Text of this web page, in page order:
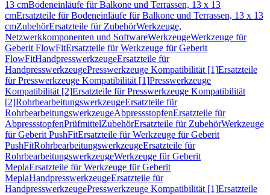
13 cmBodeneinläufe für Balkone und Terrassen, 13 x 13
cmErsatzteile für Bodeneinläufe für Balkone und Terrassen, 13 x 13
cmZubehörErsatzteile für ZubehörWerkzeuge,
Netzwerkkomponenten und SoftwareWerkzeugeWerkzeuge für
Geberit FlowFitErsatzteile für Werkzeuge für Geberit
FlowFitHandpresswerkzeugeErsatzteile für
HandpresswerkzeugePresswerkzeuge Kompatibilität [1]Ersatzteile
für Presswerkzeuge Kompatibilität [1]Presswerkzeuge
Kompatibilität [2]Ersatzteile für Presswerkzeuge Kompatibilität
[2]RohrbearbeitungswerkzeugeErsatzteile für
RohrbearbeitungswerkzeugeAbpressstopfenErsatzteile für
AbpressstopfenPrüfmittelZubehörErsatzteile für ZubehörWerkzeuge
für Geberit PushFitErsatzteile für Werkzeuge für Geberit
PushFitRohrbearbeitungswerkzeugeErsatzteile für
RohrbearbeitungswerkzeugeWerkzeuge für Geberit
MeplaErsatzteile für Werkzeuge für Geberit
MeplaHandpresswerkzeugeErsatzteile für
HandpresswerkzeugePresswerkzeuge Kompatibilität [1]Ersatzteile